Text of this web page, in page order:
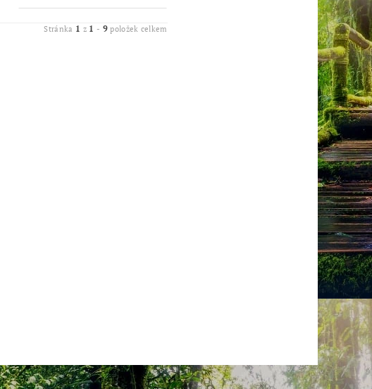
Stránka 1 z 1 - 9položek celkem